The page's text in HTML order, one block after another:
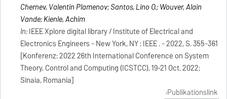
Chernev, Valentin Plamenov; Santos, Lino O.; Wouver, Alain
Vande; Kienle, Achim
In:IEEE Xplore digital library / Institute of Electrical and
Electronics Engineers - New York, NY : IEEE . - 2022, S. 355-361
[Konferenz: 2022 26th International Conference on System
Theory, Control and Computing (ICSTCC), 19-21 Oct. 2022;
Sinaia, Romania]
Publikationslink